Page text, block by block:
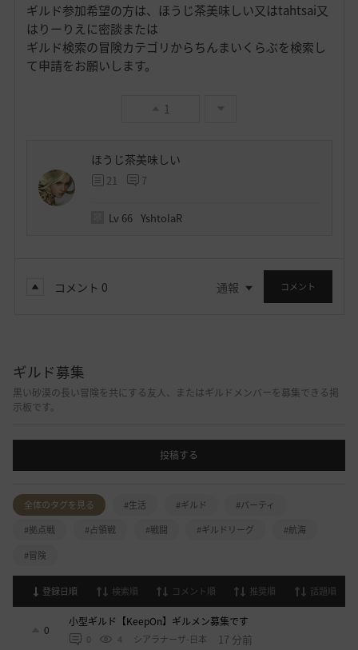
ギルド参加希望の方は、ほうじ茶美味しい又はtahtsai又
はりーりえに密談または
ギルド検索の冒険カテゴリからちんまいくらぶを検索し
て申請をお願いします。
1
ほうじ茶美味しい
21 7
Lv 66 YshtolaR
コメント 0 通報 コメント
ギルド募集
黒い砂漠の長い冒険を共にする友人、またはギルドメンバーを募集できる掲
示板です。
投稿する
全体のタグを見る #生活 #ギルド
#パーティ
#拠点戦
#占領戦 #戦闘 #ギルドリーグ
#航海
#冒険
登録日順 検索順 コメント順 推奨順 話題順
0
小型ギルド【KeepOn】ギルメン募集です
0 4 シアラナーザ-日本 17 分前